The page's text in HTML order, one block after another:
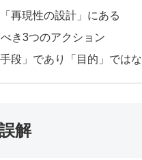
再現性の設計」にある
き3つのアクション
段」であり「目的」では
解